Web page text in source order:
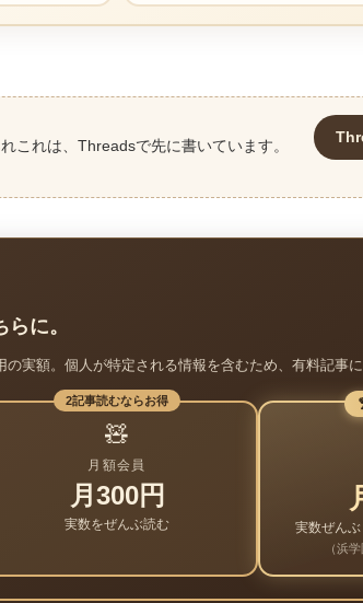
これは、Threadsで先に書いています。
に。
実額。個人が特定される情報を含むため、有料記事
2記事読むならお得
🧸
月額会員
月300円
実数をぜんぶ読む 実数ぜん
（浜